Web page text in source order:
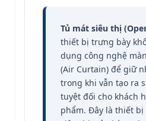
Tủ mát siêu thị
thiết bị trưng bày
dụng công nghệ
(Air Curtain) để giữ
trong khi vẫn tạo ra
tuyệt đối cho khách
phẩm. Đây là thiết bị